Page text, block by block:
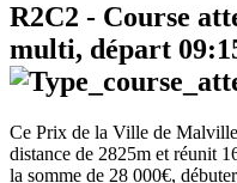
R2C2 - Course
multi, départ
Ce Prix de la Ville de
distance de 2825m et réunit
la somme de 28 000€,